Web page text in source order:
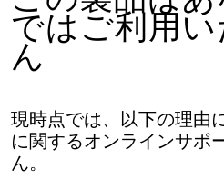
ではご利用
ん
現時点では、以下の理由
に関するオンラインサポ
ん。